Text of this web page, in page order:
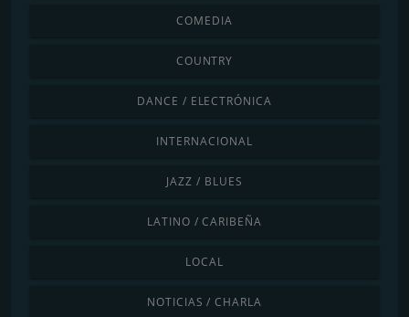
COMEDIA
COUNTRY
DANCE / ELECTRÓNICA
INTERNACIONAL
JAZZ / BLUES
LATINO / CARIBEÑA
LOCAL
NOTICIAS / CHARLA